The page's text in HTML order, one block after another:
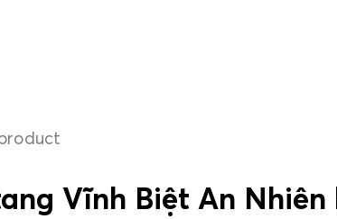
Vĩnh Biệt An Nhiên